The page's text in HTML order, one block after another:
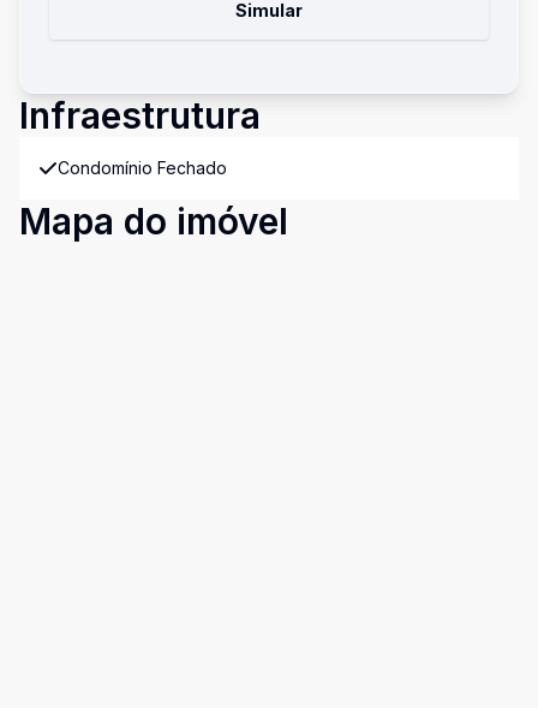
Simular
Infraestrutura
Condomínio Fechado
Mapa do imóvel